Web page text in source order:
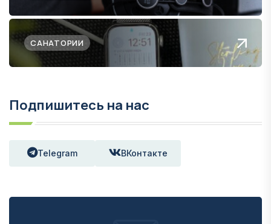
САНАТОРИИ
Подпишитесь на нас
Telegram ВКонтакте